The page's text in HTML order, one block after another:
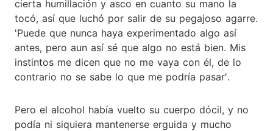
cierta humillación y asco en cuanto su mano la
tocó, así que luchó por salir de su pegajoso agarre.
'Puede que nunca haya experimentado algo así
antes, pero aun así sé que algo no está bien. Mis
instintos me dicen que no me vaya con él, de lo
contrario no se sabe lo que me podría pasar'.
Pero el alcohol había vuelto su cuerpo dócil, y no
podía ni siquiera mantenerse erguida y mucho